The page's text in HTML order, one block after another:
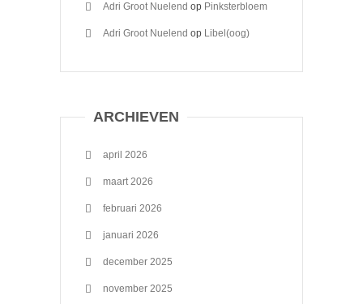
Adri Groot Nuelend op Pinksterbloem
Adri Groot Nuelend op Libel(oog)
ARCHIEVEN
april 2026
maart 2026
februari 2026
januari 2026
december 2025
november 2025